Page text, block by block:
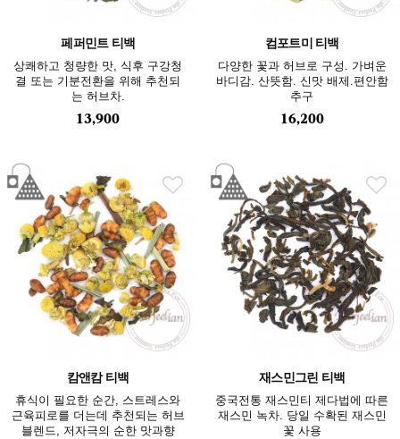
페퍼민트 티백
상쾌하고 청량한 맛, 식후 구강청
결 또는 기분전환을 위해 추천되
는 허브차.
13,900
컴포트미 티백
다양한 꽃과 허브로 구성. 가벼운
바디감. 산뜻함. 신맛 배제.편안함
추구
16,200
캄앤캄 티백
휴식이 필요한 순간, 스트레스와
근육피로를 더는데 추천되는 허브
블렌드, 저자극의 순한 맛과향
재스민그린 티백
중국전통 재스민티 제다법에 따른
재스민 녹차. 당일 수확된 재스민
꽃 사용